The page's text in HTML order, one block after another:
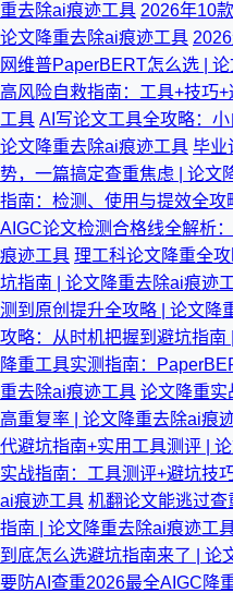
重去除ai痕迹工具 2026年10
论文降重去除ai痕迹工具
网维普PaperBERT怎么选 |
高风险自救指南：工具+技巧
工具 AI写论文工具全攻略：小
论文降重去除ai痕迹工具 毕业
势，一篇搞定查重焦虑 | 论文
指南：检测、使用与提效全
AIGC论文检测合格线全解析
痕迹工具 理工科论文降重全
坑指南 | 论文降重去除ai痕迹
测到原创提升全攻略 | 论文降
攻略：从时机把握到避坑指
降重工具实测指南：
重去除ai痕迹工具 论文降重实
高重复率 | 论文降重去除ai痕
代避坑指南+实用工具测评 |
实战指南：工具测评+避坑技
ai痕迹工具 机翻论文能逃过
指南 | 论文降重去除ai痕迹工
到底怎么选避坑指南来了 | 论
要防AI查重2026最全AIGC降